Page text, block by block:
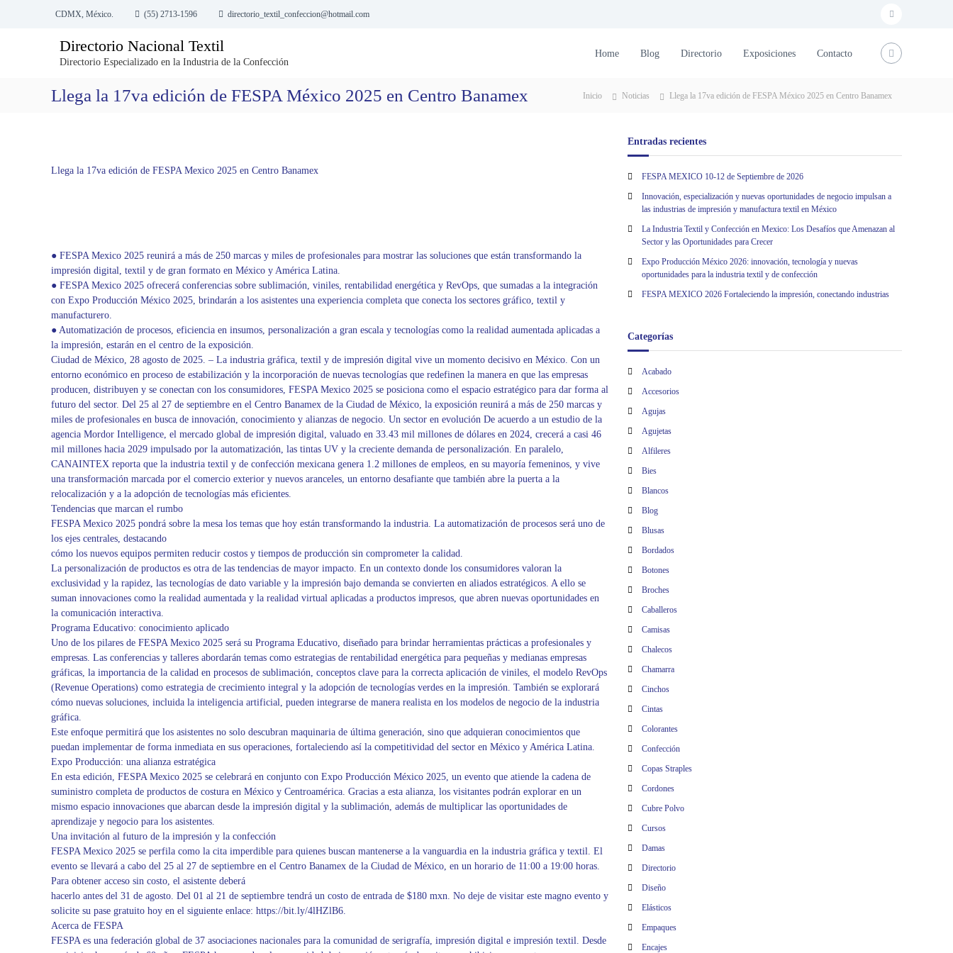
CDMX, México. (55) 2713-1596 directorio_textil_confeccion@hotmail.com f
c
Directorio Nacional Textil
Directorio Especializado en la Industria de la Confección
Home Blog Directorio Exposiciones Contacto
Llega la 17va edición de FESPA México 2025 en Centro Banamex Inicio Noticias Llega la 17va edición de FESPA México 2025 en Centro Banamex
Llega la 17va edición de FESPA Mexico 2025 en Centro Banamex
● FESPA Mexico 2025 reunirá a más de 250 marcas y miles de profesionales para mostrar las soluciones que están transformando la
impresión digital, textil y de gran formato en México y América Latina.
● FESPA Mexico 2025 ofrecerá conferencias sobre sublimación, viniles, rentabilidad energética y RevOps, que sumadas a la integración
con Expo Producción México 2025, brindarán a los asistentes una experiencia completa que conecta los sectores gráfico, textil y
manufacturero.
● Automatización de procesos, eficiencia en insumos, personalización a gran escala y tecnologías como la realidad aumentada aplicadas a
la impresión, estarán en el centro de la exposición.
Ciudad de México, 28 agosto de 2025. – La industria gráfica, textil y de impresión digital vive un momento decisivo en México. Con un
entorno económico en proceso de estabilización y la incorporación de nuevas tecnologías que redefinen la manera en que las empresas
producen, distribuyen y se conectan con los consumidores, FESPA Mexico 2025 se posiciona como el espacio estratégico para dar forma al
futuro del sector. Del 25 al 27 de septiembre en el Centro Banamex de la Ciudad de México, la exposición reunirá a más de 250 marcas y
miles de profesionales en busca de innovación, conocimiento y alianzas de negocio. Un sector en evolución De acuerdo a un estudio de la
agencia Mordor Intelligence, el mercado global de impresión digital, valuado en 33.43 mil millones de dólares en 2024, crecerá a casi 46
mil millones hacia 2029 impulsado por la automatización, las tintas UV y la creciente demanda de personalización. En paralelo,
CANAINTEX reporta que la industria textil y de confección mexicana genera 1.2 millones de empleos, en su mayoría femeninos, y vive
una transformación marcada por el comercio exterior y nuevos aranceles, un entorno desafiante que también abre la puerta a la
relocalización y a la adopción de tecnologías más eficientes.
Tendencias que marcan el rumbo
FESPA Mexico 2025 pondrá sobre la mesa los temas que hoy están transformando la industria. La automatización de procesos será uno de
los ejes centrales, destacando
cómo los nuevos equipos permiten reducir costos y tiempos de producción sin comprometer la calidad.
La personalización de productos es otra de las tendencias de mayor impacto. En un contexto donde los consumidores valoran la
exclusividad y la rapidez, las tecnologías de dato variable y la impresión bajo demanda se convierten en aliados estratégicos. A ello se
suman innovaciones como la realidad aumentada y la realidad virtual aplicadas a productos impresos, que abren nuevas oportunidades en
la comunicación interactiva.
Programa Educativo: conocimiento aplicado
Uno de los pilares de FESPA Mexico 2025 será su Programa Educativo, diseñado para brindar herramientas prácticas a profesionales y
empresas. Las conferencias y talleres abordarán temas como estrategias de rentabilidad energética para pequeñas y medianas empresas
gráficas, la importancia de la calidad en procesos de sublimación, conceptos clave para la correcta aplicación de viniles, el modelo RevOps
(Revenue Operations) como estrategia de crecimiento integral y la adopción de tecnologías verdes en la impresión. También se explorará
cómo nuevas soluciones, incluida la inteligencia artificial, pueden integrarse de manera realista en los modelos de negocio de la industria
gráfica.
Este enfoque permitirá que los asistentes no solo descubran maquinaria de última generación, sino que adquieran conocimientos que
puedan implementar de forma inmediata en sus operaciones, fortaleciendo así la competitividad del sector en México y América Latina.
Expo Producción: una alianza estratégica
En esta edición, FESPA Mexico 2025 se celebrará en conjunto con Expo Producción México 2025, un evento que atiende la cadena de
suministro completa de productos de costura en México y Centroamérica. Gracias a esta alianza, los visitantes podrán explorar en un
mismo espacio innovaciones que abarcan desde la impresión digital y la sublimación, además de multiplicar las oportunidades de
aprendizaje y negocio para los asistentes.
Una invitación al futuro de la impresión y la confección
FESPA Mexico 2025 se perfila como la cita imperdible para quienes buscan mantenerse a la vanguardia en la industria gráfica y textil. El
evento se llevará a cabo del 25 al 27 de septiembre en el Centro Banamex de la Ciudad de México, en un horario de 11:00 a 19:00 horas.
Para obtener acceso sin costo, el asistente deberá
hacerlo antes del 31 de agosto. Del 01 al 21 de septiembre tendrá un costo de entrada de $180 mxn. No deje de visitar este magno evento y
solicite su pase gratuito hoy en el siguiente enlace: https://bit.ly/4lHZlB6.
Acerca de FESPA
FESPA es una federación global de 37 asociaciones nacionales para la comunidad de serigrafía, impresión digital e impresión textil. Desde
Entradas recientes
FESPA MEXICO 10-12 de Septiembre de 2026
Innovación, especialización y nuevas oportunidades de negocio impulsan a
las industrias de impresión y manufactura textil en México
La Industria Textil y Confección en Mexico: Los Desafíos que Amenazan al
Sector y las Oportunidades para Crecer
Expo Producción México 2026: innovación, tecnología y nuevas
oportunidades para la industria textil y de confección
FESPA MEXICO 2026 Fortaleciendo la impresión, conectando industrias
Categorías
Acabado
Accesorios
Agujas
Agujetas
Alfileres
Bies
Blancos
Blog
Blusas
Bordados
Botones
Broches
Caballeros
Camisas
Chalecos
Chamarra
Cinchos
Cintas
Colorantes
Confección
Copas Straples
Cordones
Cubre Polvo
Cursos
Damas
Directorio
Diseño
Elásticos
Empaques
Encajes